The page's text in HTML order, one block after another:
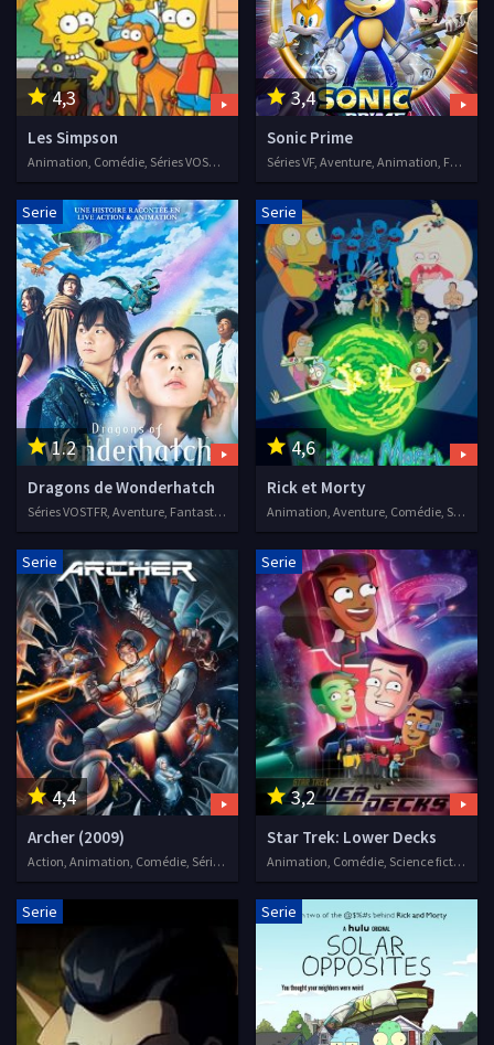
4,3
Les Simpson
Animation, Comédie, Séries VOSTFR, 1989
3,4
Sonic Prime
Séries VF, Aventure, Animation, Famille
1.2
Serie
Dragons de Wonderhatch
Séries VOSTFR, Aventure, Fantastique, Action, Animation
4,6
Serie
Rick et Morty
Animation, Aventure, Comédie, Science fiction, Séries VF, 2014
4,4
Serie
Archer (2009)
Action, Animation, Comédie, Séries VOSTFR, 2009
3,2
Serie
Star Trek: Lower Decks
Animation, Comédie, Science fiction, Séries VOSTFR, 2020
Serie Serie